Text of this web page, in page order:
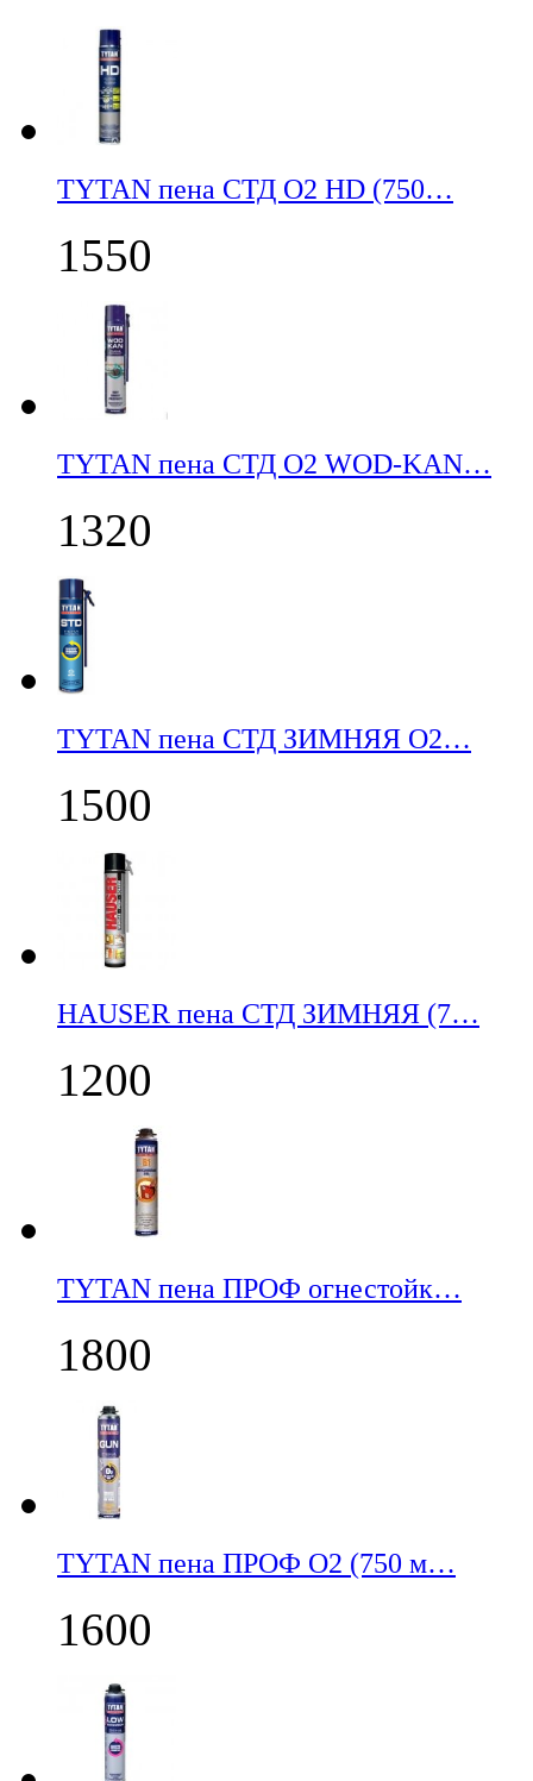
TYTAN пена СТД О2 HD (750…
1550
TYTAN пена СТД О2 WOD-KAN…
1320
TYTAN пена СТД ЗИМНЯЯ О2…
1500
НАUSER пена СТД ЗИМНЯЯ (7…
1200
TYTAN пена ПРОФ огнестойк…
1800
TYTAN пена ПРОФ О2 (750 м…
1600